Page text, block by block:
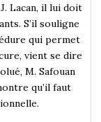
Lacan, il lui doit
S’il souligne
qui permet
vient se dire
M. Safouan
qu’il faut